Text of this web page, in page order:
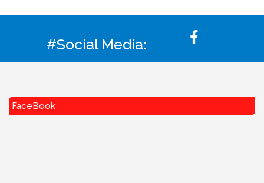
#Social Media:
FaceBook